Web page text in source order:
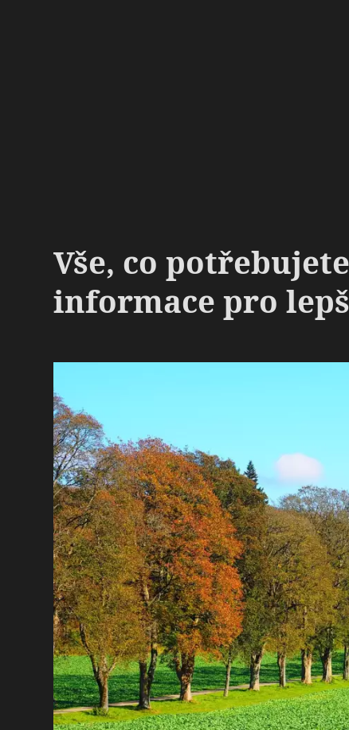
Vše, co
informace pro